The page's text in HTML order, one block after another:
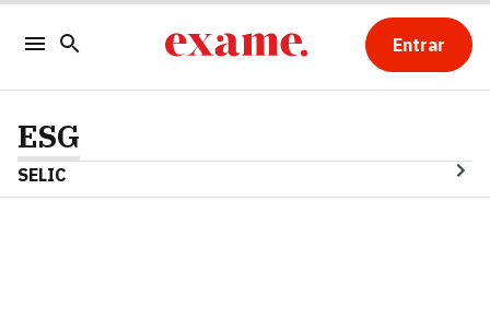
Entrar
ESG
SELIC